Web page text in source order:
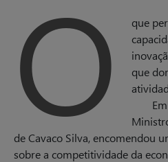
O
que
que
de Cavaco Silva, encomendou
sobre a competitividade da